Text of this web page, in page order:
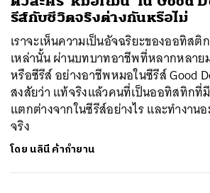
รีส์กับชีวิตจริงต่างกันหรือไม่
เราจะเห็นความเป็นอัจฉริยะของออทิส
เหล่านั้น ผ่านบทบาทอาชีพที่หลากหลา
หรือซีรีส์ อย่างอาชีพหมอในซีรีส์ Good
สงสัยว่า แท้จริงแล้วคนที่เป็นออทิสทิกที่
แตกต่างจากในซีรีส์อย่างไร และทำงาน
จริง
โดย นลินี ค้ากำยาน